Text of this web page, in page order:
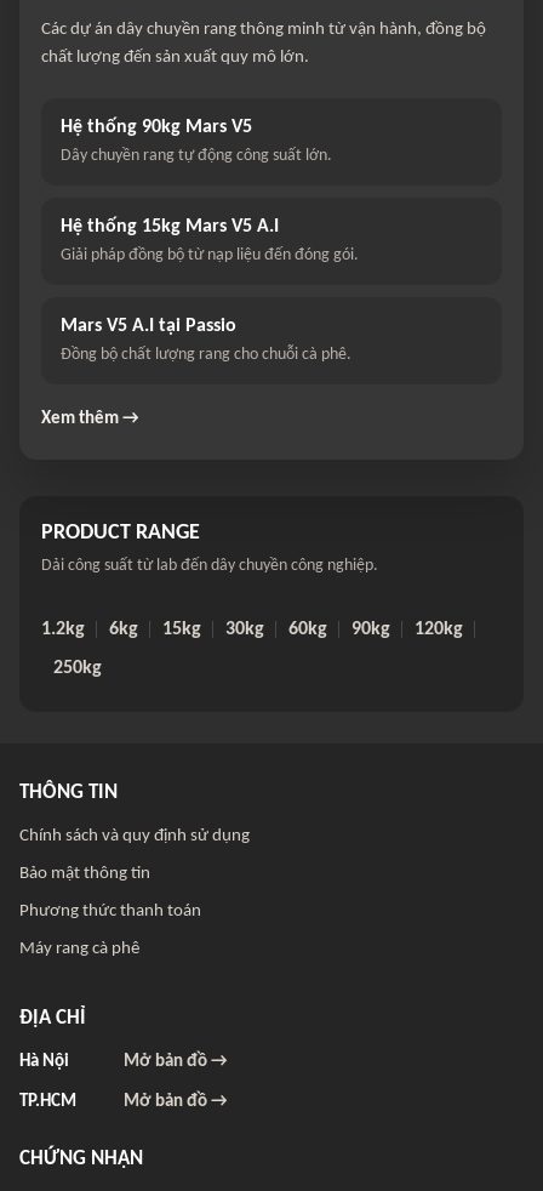
Các dự án dây chuyền rang thông minh từ vận hành, đồng bộ
chất lượng đến sản xuất quy mô lớn.
Hệ thống 90kg Mars V5
Dây chuyền rang tự động công suất lớn.
Hệ thống 15kg Mars V5 A.I
Giải pháp đồng bộ từ nạp liệu đến đóng gói.
Mars V5 A.I tại Passio
Đồng bộ chất lượng rang cho chuỗi cà phê.
Xem thêm →
PRODUCT RANGE
Dải công suất từ lab đến dây chuyền công nghiệp.
1.2kg 6kg 15kg 30kg 60kg 90kg
120kg
250kg
THÔNG TIN
Chính sách và quy định sử dụng
Bảo mật thông tin
Phương thức thanh toán
Máy rang cà phê
ĐỊA CHỈ
Hà Nội Mở bản đồ →
TP.HCM Mở bản đồ →
CHỨNG NHẬN